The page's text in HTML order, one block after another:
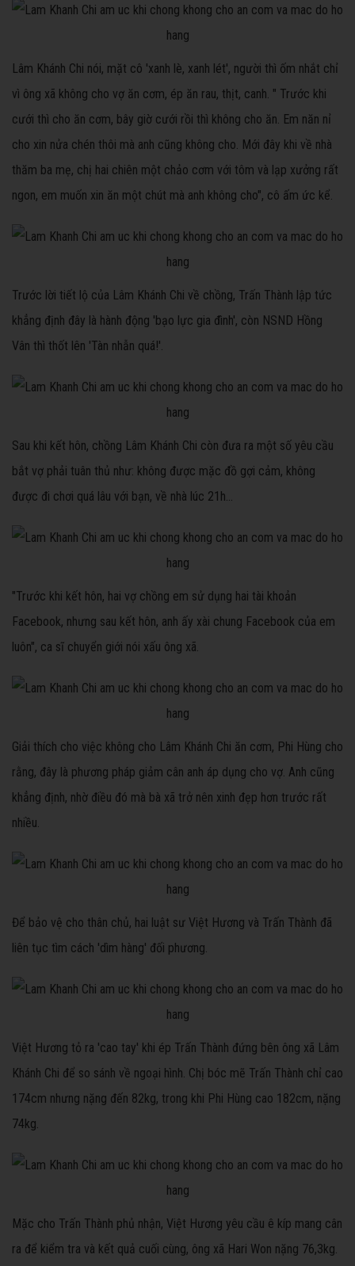
Lâm Khánh Chi nói, mặt cô 'xanh lè, xanh lét', người thì ốm nhắt chỉ
vì ông xã không cho vợ ăn cơm, ép ăn rau, thịt, canh. " Trước khi
cưới thì cho ăn cơm, bây giờ cưới rồi thì không cho ăn. Em năn nỉ
cho xin nửa chén thôi mà anh cũng không cho. Mới đây khi về nhà
thăm ba mẹ, chị hai chiên một chảo cơm với tôm và lạp xưởng rất
ngon, em muốn xin ăn một chút mà anh không cho", cô ấm ức kể.
Trước lời tiết lộ của Lâm Khánh Chi về chồng, Trấn Thành lập tức
khẳng định đây là hành động 'bạo lực gia đình', còn NSND Hồng
Vân thì thốt lên 'Tàn nhẫn quá!'.
Sau khi kết hôn, chồng Lâm Khánh Chi còn đưa ra một số yêu cầu
bắt vợ phải tuân thủ như: không được mặc đồ gợi cảm, không
được đi chơi quá lâu với bạn, về nhà lúc 21h...
"Trước khi kết hôn, hai vợ chồng em sử dụng hai tài khoản
Facebook, nhưng sau kết hôn, anh ấy xài chung Facebook của em
luôn", ca sĩ chuyển giới nói xấu ông xã.
Giải thích cho việc không cho Lâm Khánh Chi ăn cơm, Phi Hùng cho
rằng, đây là phương pháp giảm cân anh áp dụng cho vợ. Anh cũng
khẳng định, nhờ điều đó mà bà xã trở nên xinh đẹp hơn trước rất
nhiều.
Để bảo vệ cho thân chủ, hai luật sư Việt Hương và Trấn Thành đã
liên tục tìm cách 'dìm hàng' đối phương.
Việt Hương tỏ ra 'cao tay' khi ép Trấn Thành đứng bên ông xã Lâm
Khánh Chi để so sánh về ngoại hình. Chị bóc mẽ Trấn Thành chỉ cao
174cm nhưng nặng đến 82kg, trong khi Phi Hùng cao 182cm, nặng
74kg.
Mặc cho Trấn Thành phủ nhận, Việt Hương yêu cầu ê kíp mang cân
ra để kiểm tra và kết quả cuối cùng, ông xã Hari Won nặng 76,3kg.